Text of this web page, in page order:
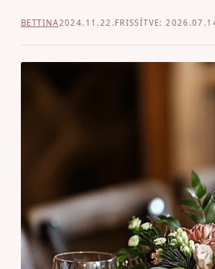
BETTINA 2024.11.22.